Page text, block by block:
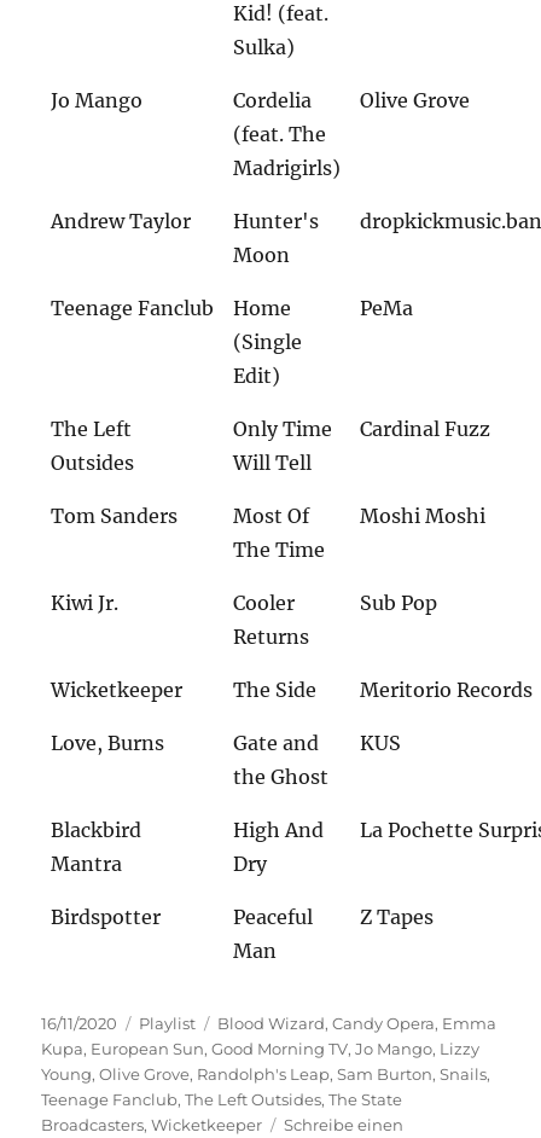
Kid! (feat.
Sulka)
Jo Mango
Cordelia
(feat. The
Madrigirls)
Olive Grove
Andrew Taylor
Hunter's
Moon
Teenage Fanclub
Home
(Single
Edit)
PeMa
The Left
Outsides
Only Time
Will Tell
Cardinal Fuzz
Tom Sanders
Most Of
The Time
Moshi Moshi
Kiwi Jr.
Cooler
Returns
Sub Pop
Wicketkeeper The Side Meritorio Records
Love, Burns
Gate and
the Ghost
KUS
Blackbird
Mantra
High And
Dry
La Pochette
Birdspotter
Peaceful
Man
Z Tapes
Veröffentlicht
am
16/11/2020 Kategorien
Playlist Schlagwörter
Blood Wizard,Candy Opera, Emma
Kupa, European Sun,Good Morning TV,Jo Mango, Lizzy
Young,Olive Grove, Randolph's Leap,Sam Burton,Snails,
Teenage Fanclub,The Left Outsides,The State
Broadcasters,Wicketkeeper
Schreibe einen